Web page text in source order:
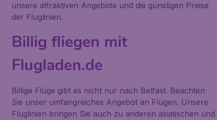
unsere attraktiven Angebote und die günstigen Preise
der Fluglinien.
Billig fliegen mit
Flugladen.de
Billige Flüge gibt es nicht nur nach Belfast. Beachten
Sie unser umfangreiches Angebot an Flügen. Unsere
Fluglinien bringen Sie auch zu anderen asiatischen und